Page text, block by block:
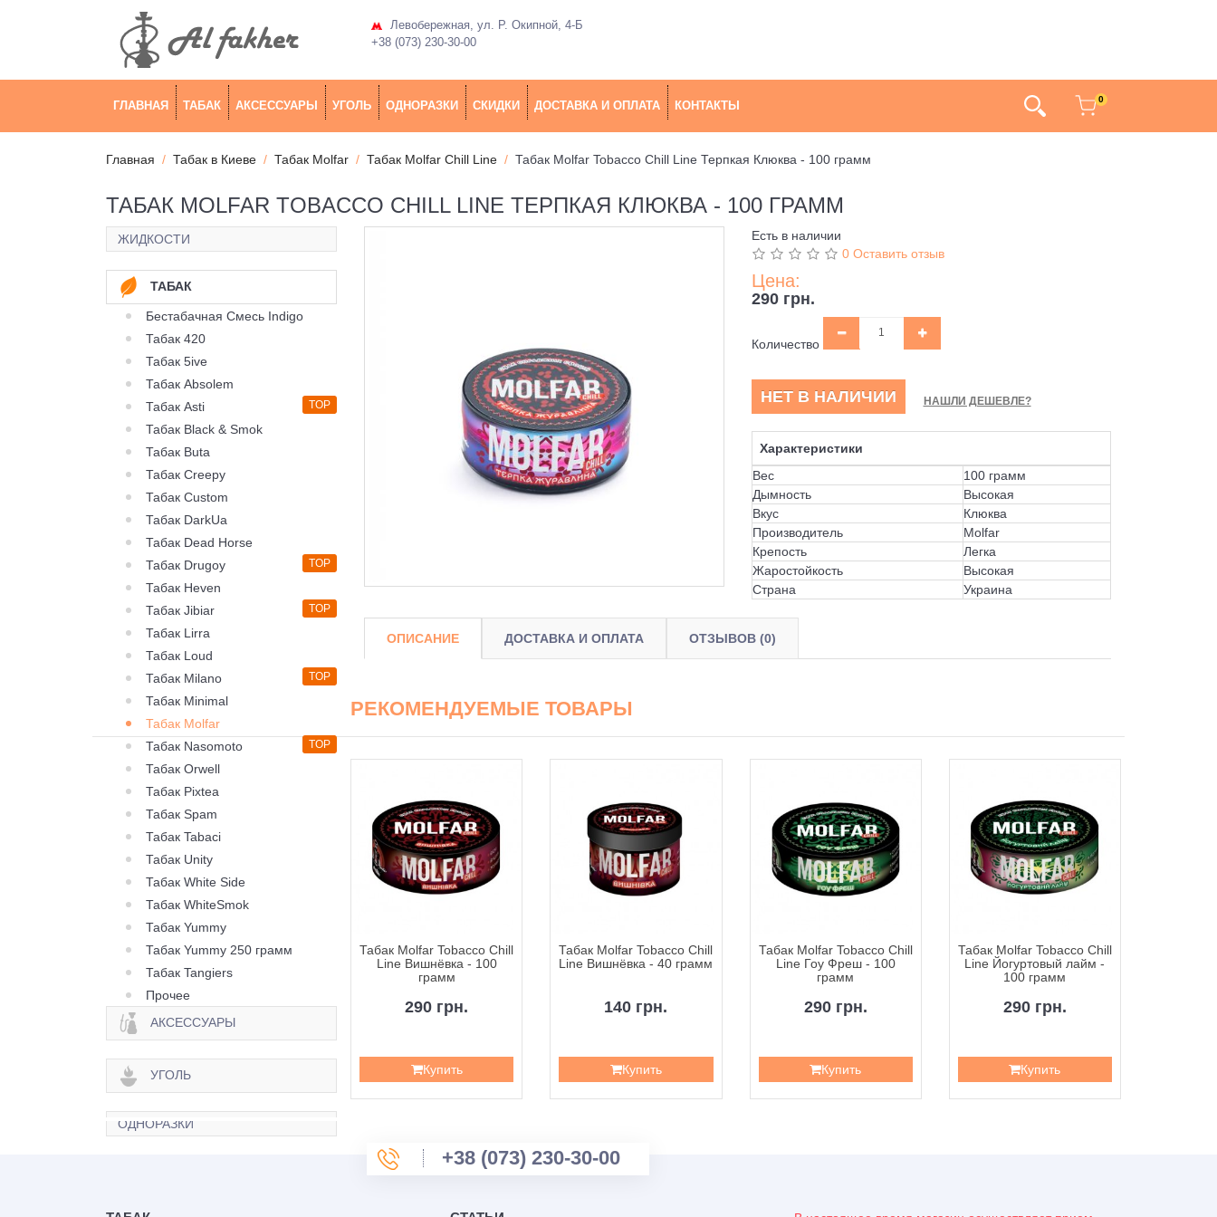
Левобережная, ул. Р. Окипной, 4-Б
+38 (073) 230-30-00
ГЛАВНАЯ ТАБАК АКСЕССУАРЫ УГОЛЬ ОДНОРАЗКИ СКИДКИ ДОСТАВКА И ОПЛАТА КОНТАКТЫ 0
Главная Табак в Киеве Табак Molfar Табак Molfar Chill Line Табак Molfar Tobacco Chill Line Терпкая Клюква - 100 грамм
ТАБАК MOLFAR TOBACCO CHILL LINE ТЕРПКАЯ КЛЮКВА - 100 ГРАММ
ЖИДКОСТИ
ТАБАК
Бестабачная Смесь Indigo
Табак 420
Табак 5ive
Табак Absolem
Табак Asti
TOP
Табак Black & Smok
Табак Buta
Табак Creepy
Табак Custom
Табак DarkUa
Табак Dead Horse
Табак Drugoy
TOP
Табак Heven
Табак Jibiar
TOP
Табак Lirra
Табак Loud
Табак Milano
TOP
Табак Minimal
Табак Molfar
Табак Nasomoto
TOP
Табак Orwell
Табак Pixtea
Табак Spam
Табак Tabaci
Табак Unity
Табак White Side
Табак WhiteSmok
Табак Yummy
Табак Yummy 250 грамм
Табак Tangiers
Прочее
АКСЕССУАРЫ
УГОЛЬ
ОДНОРАЗКИ
Есть в наличии
0 Оставить отзыв
Цена:
290 грн.
Количество
НЕТ В НАЛИЧИИ НАШЛИ ДЕШЕВЛЕ?
Характеристики
Вес
100 грамм
Дымность
Высокая
Вкус
Клюква
Производитель
Molfar
Крепость
Легка
Жаростойкость
Высокая
Страна
Украина
ОПИСАНИЕ ДОСТАВКА И ОПЛАТА ОТЗЫВОВ (0)
РЕКОМЕНДУЕМЫЕ ТОВАРЫ
Табак Molfar Tobacco Chill
100 грамм
290 грн.
Табак Molfar Tobacco Chill
Line Вишнёвка - 100
грамм
290 грн.
Купить
Табак Molfar Tobacco Chill
Line Вишнёвка - 40 грамм
140 грн.
Купить
Табак Molfar Tobacco Chill
Line Гоу Фреш - 100
грамм
290 грн.
Купить
Табак Molfar Tobacco Chill
Line Йогуртовый лайм -
100 грамм
290 грн.
Купить
+38 (073) 230-30-00